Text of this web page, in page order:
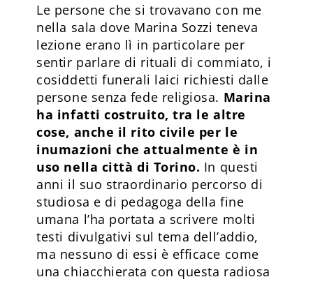
Le persone che si trovavano con me
nella sala dove Marina Sozzi teneva
lezione erano lì in particolare per
sentir parlare di rituali di commiato, i
cosiddetti funerali laici richiesti dalle
persone senza fede religiosa. Marina
ha infatti costruito, tra le altre
cose, anche il rito civile per le
inumazioni che attualmente è in
uso nella città di Torino. In questi
anni il suo straordinario percorso di
studiosa e di pedagoga della fine
umana l’ha portata a scrivere molti
testi divulgativi sul tema dell’addio,
ma nessuno di essi è efficace come
una chiacchierata con questa radiosa